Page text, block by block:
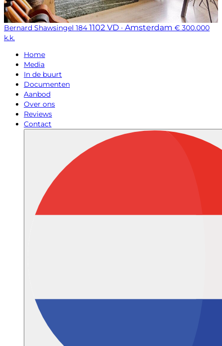
Bernard Shawsingel 184 1102 VD · Amsterdam € 300.000
k.k.
Home
Media
In de buurt
Documenten
Aanbod
Over ons
Reviews
Contact